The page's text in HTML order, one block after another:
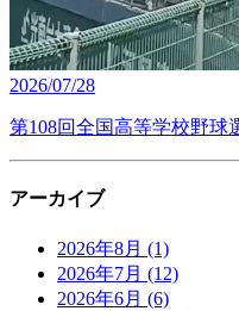
2026/07/28
第108回全国高等学校野球
アーカイブ
2026年8月 (1)
2026年7月 (12)
2026年6月 (6)